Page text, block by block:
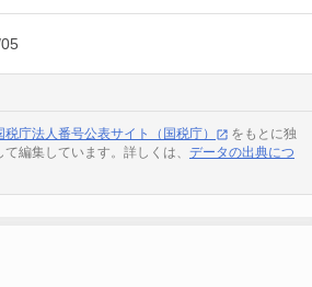
税庁法人番号公表サイト（国税庁）
をもとに独
編集しています。詳しくは、 データの出典につ